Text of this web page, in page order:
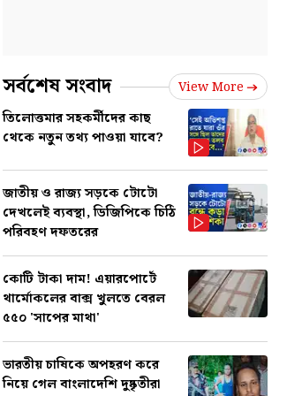
সর্বশেষ সংবাদ View More
তিলোত্তমার সহকর্মীদের কাছ
থেকে নতুন তথ্য পাওয়া যাবে?
জাতীয় ও রাজ্য সড়কে টোটো
দেখলেই ব্যবস্থা, ডিজিপিকে চিঠি
পরিবহণ দফতরের
কোটি টাকা দাম! এয়ারপোর্টে
থার্মোকলের বাক্স খুলতে বেরল
৫৫০ 'সাপের মাথা'
ভারতীয় চাষিকে অপহরণ করে
নিয়ে গেল বাংলাদেশি দুষ্কৃতীরা